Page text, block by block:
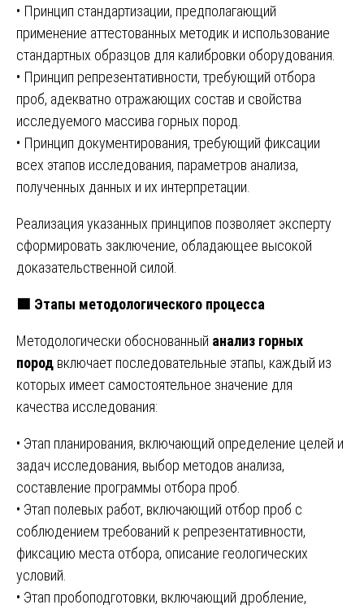
• Принцип стандартизации, предполагающий
применение аттестованных методик и использование
стандартных образцов для калибровки оборудования.
• Принцип репрезентативности, требующий отбора
проб, адекватно отражающих состав и свойства
исследуемого массива горных пород.
• Принцип документирования, требующий фиксации
всех этапов исследования, параметров анализа,
полученных данных и их интерпретации.
Реализация указанных принципов позволяет эксперту
сформировать заключение, обладающее высокой
доказательственной силой.
🟩 Этапы методологического процесса
Методологически обоснованный анализ горных
пород включает последовательные этапы, каждый из
которых имеет самостоятельное значение для
качества исследования:
• Этап планирования, включающий определение целей и
задач исследования, выбор методов анализа,
составление программы отбора проб.
• Этап полевых работ, включающий отбор проб с
соблюдением требований к репрезентативности,
фиксацию места отбора, описание геологических
условий.
• Этап пробоподготовки, включающий дробление,